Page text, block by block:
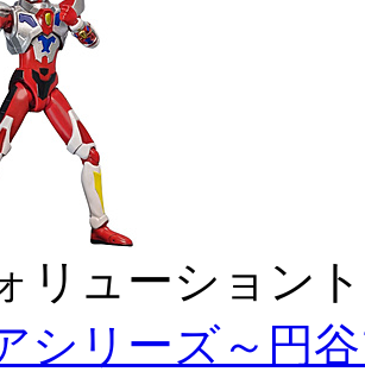
リューション
シリーズ～円